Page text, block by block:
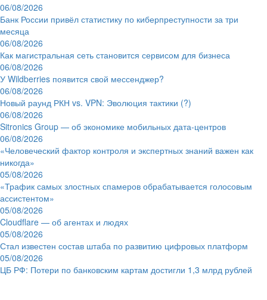
06/08/2026
Банк России привёл статистику по киберпреступности за три
месяца
06/08/2026
Как магистральная сеть становится сервисом для бизнеса
06/08/2026
У Wildberries появится свой мессенджер?
06/08/2026
Новый раунд РКН vs. VPN: Эволюция тактики (?)
06/08/2026
Sitronics Group — об экономике мобильных дата-центров
06/08/2026
«Человеческий фактор контроля и экспертных знаний важен как
никогда»
05/08/2026
«Трафик самых злостных спамеров обрабатывается голосовым
ассистентом»
05/08/2026
Cloudflare — об агентах и людях
05/08/2026
Стал известен состав штаба по развитию цифровых платформ
05/08/2026
ЦБ РФ: Потери по банковским картам достигли 1,3 млрд рублей